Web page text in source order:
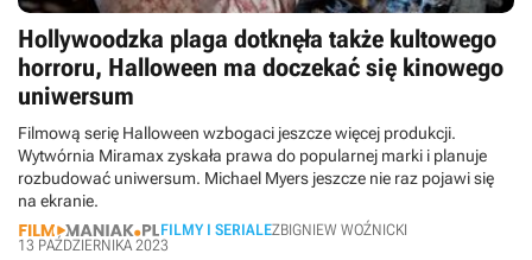
Hollywoodzka plaga dotknęła także kultowego
horroru, Halloween ma doczekać się kinowego
uniwersum
Filmową serię Halloween wzbogaci jeszcze więcej produkcji.
Wytwórnia Miramax zyskała prawa do popularnej marki i planuje
rozbudować uniwersum. Michael Myers jeszcze nie raz pojawi się
na ekranie.
FILMY I SERIALEZBIGNIEW WOŹNICKI
13 PAŹDZIERNIKA 2023